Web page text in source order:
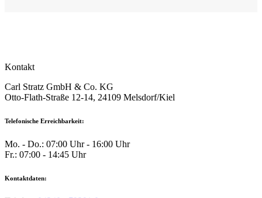
Kontakt
Carl Stratz GmbH & Co. KG
Otto-Flath-Straße 12-14, 24109 Melsdorf/Kiel
Telefonische Erreichbarkeit:
Mo. - Do.: 07:00 Uhr - 16:00 Uhr
Fr.: 07:00 - 14:45 Uhr
Kontaktdaten: